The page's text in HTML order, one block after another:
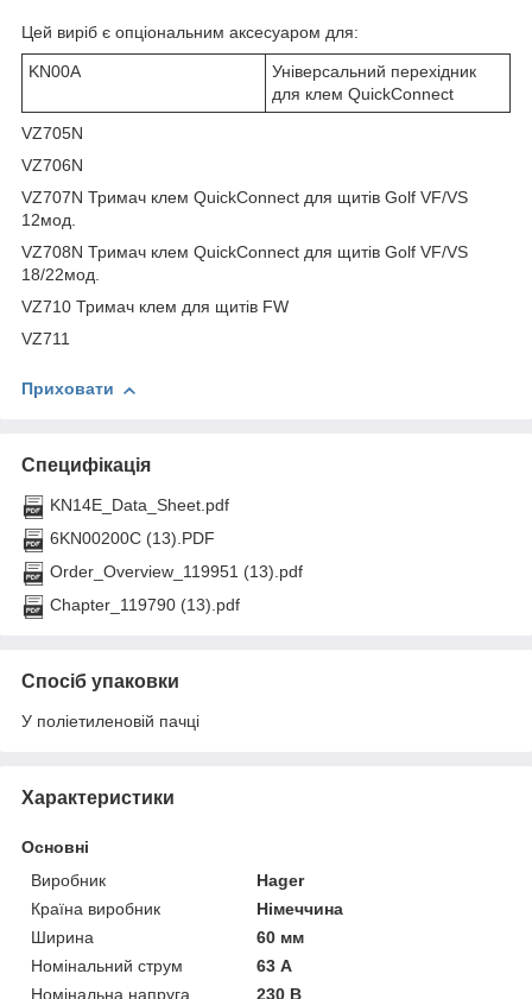
Цей виріб є опціональним аксесуаром для:
KN00A
Універсальний перехідник
для клем QuickConnect
VZ705N
VZ706N
VZ707N Тримач клем QuickConnect для щитів Golf VF/VS
12мод.
VZ708N Тримач клем QuickConnect для щитів Golf VF/VS
18/22мод.
VZ710 Тримач клем для щитів FW
VZ711
Приховати
Специфікація
KN14E_Data_Sheet.pdf
6KN00200C (13).PDF
Order_Overview_119951 (13).pdf
Chapter_119790 (13).pdf
Спосіб упаковки
У поліетиленовій пачці
Характеристики
Основні
Виробник
Hager
Країна виробник
Німеччина
Ширина
60 мм
Номінальний струм
63 А
Номінальна напруга
230 В